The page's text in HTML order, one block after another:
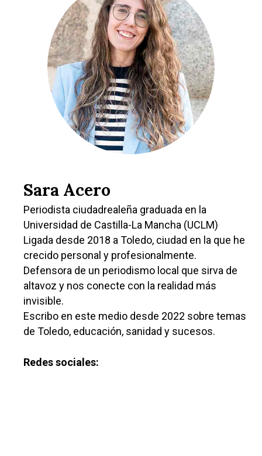
Sara Acero
Periodista ciudadrealeña graduada en la
Universidad de Castilla-La Mancha (UCLM)
Ligada desde 2018 a Toledo, ciudad en la que he
crecido personal y profesionalmente.
Defensora de un periodismo local que sirva de
altavoz y nos conecte con la realidad más
invisible.
Escribo en este medio desde 2022 sobre temas
de Toledo, educación, sanidad y sucesos.
Redes sociales:
Castilla-La
Toledo
Ciudad Real
Albacete
Guadalajara
Sanidad
Economía
Educación
Cultura
Deportes